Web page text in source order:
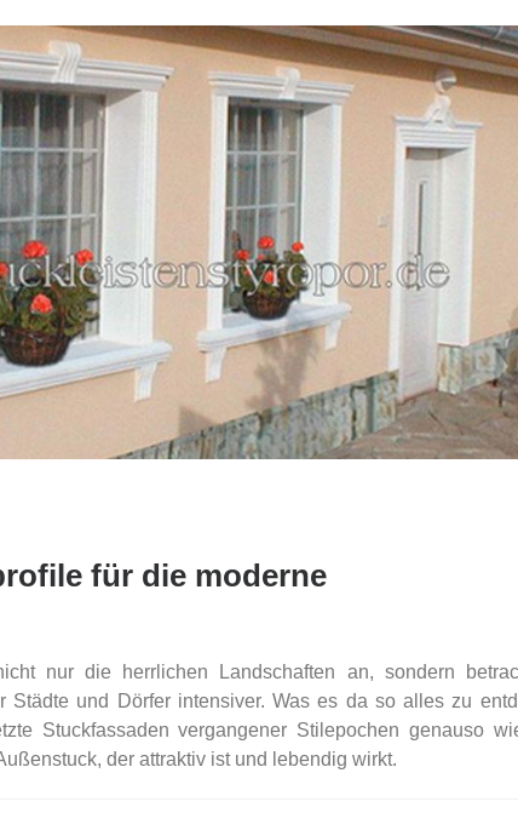
für die moderne
nur die herrlichen Landschaften an, sondern
Städte und Dörfer intensiver. Was es da so alles zu
Stuckfassaden vergangener Stilepochen genauso
der attraktiv ist und lebendig wirkt.